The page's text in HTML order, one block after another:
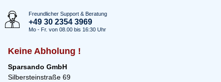
Freundlicher Support & Beratung
+49 30 2354 3969
Mo - Fr. von 08.00 bis 16:30 Uhr
Keine Abholung !
Sparsando GmbH
Silbersteinstraße 69